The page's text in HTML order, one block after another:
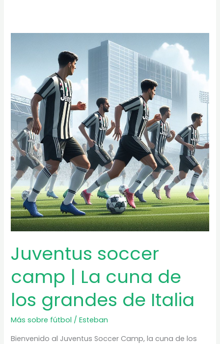
Juventus soccer
camp | La cuna de
los grandes de Italia
Más sobre fútbol /Esteban
Bienvenido al Juventus Soccer Camp, la cuna de los